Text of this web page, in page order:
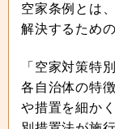
空家条例とは
解決するため
「空家対策特
各自治体の特
や措置を細か